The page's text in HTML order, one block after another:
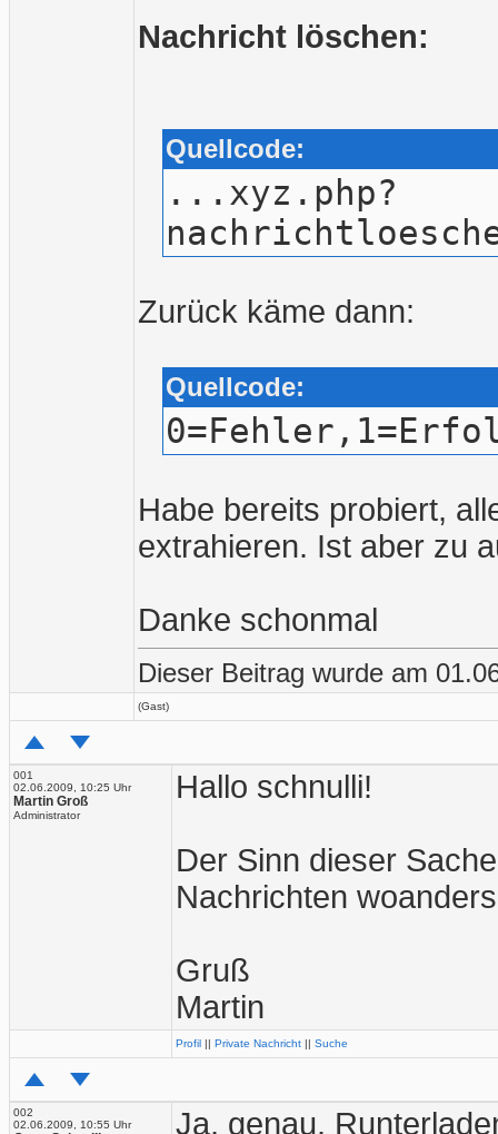
Nachricht löschen:
Quellcode:
...xyz.php?
Zurück käme dann:
Quellcode:
Habe bereits probiert,
extrahieren. Ist aber zu
Danke schonmal
Dieser Beitrag wurde am
(Gast)
001
02.06.2009, 10:25 Uhr
Martin Groß
Administrator
Hallo schnulli!
Der Sinn dieser
Nachrichten
Gruß
Martin
Profil || Private Nachricht || Suche
002
02.06.2009, 10:55 Uhr
Ja, genau.